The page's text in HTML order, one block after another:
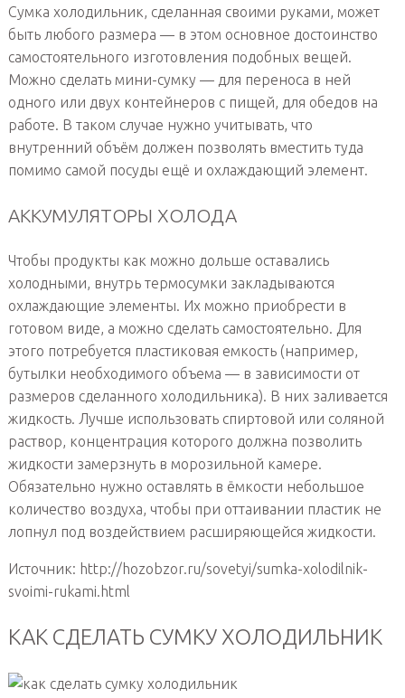
Сумка холодильник, сделанная своими руками, может
быть любого размера — в этом основное достоинство
самостоятельного изготовления подобных вещей.
Можно сделать мини-сумку — для переноса в ней
одного или двух контейнеров с пищей, для обедов на
работе. В таком случае нужно учитывать, что
внутренний объём должен позволять вместить туда
помимо самой посуды ещё и охлаждающий элемент.
АККУМУЛЯТОРЫ ХОЛОДА
Чтобы продукты как можно дольше оставались
холодными, внутрь термосумки закладываются
охлаждающие элементы. Их можно приобрести в
готовом виде, а можно сделать самостоятельно. Для
этого потребуется пластиковая емкость (например,
бутылки необходимого объема — в зависимости от
размеров сделанного холодильника). В них заливается
жидкость. Лучше использовать спиртовой или соляной
раствор, концентрация которого должна позволить
жидкости замерзнуть в морозильной камере.
Обязательно нужно оставлять в ёмкости небольшое
количество воздуха, чтобы при оттаивании пластик не
лопнул под воздействием расширяющейся жидкости.
Источник: http://hozobzor.ru/sovetyi/sumka-xolodilnik-
svoimi-rukami.html
КАК СДЕЛАТЬ СУМКУ ХОЛОДИЛЬНИК